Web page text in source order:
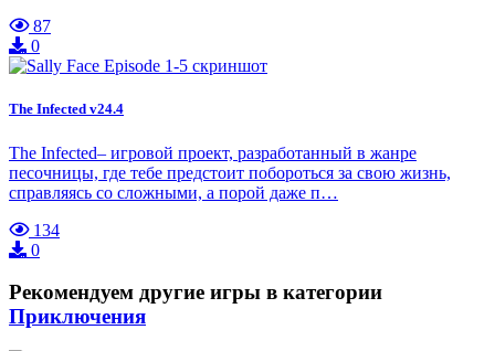
87
0
The Infected v24.4
The Infected– игровой проект, разработанный в жанре
песочницы, где тебе предстоит побороться за свою жизнь,
справляясь со сложными, а порой даже п…
134
0
Рекомендуем другие игры в категории
Приключения